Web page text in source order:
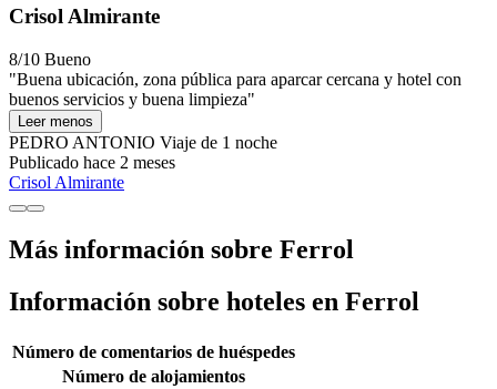
Crisol Almirante
8/10 Bueno
"Buena ubicación, zona pública para aparcar cercana y hotel con
buenos servicios y buena limpieza"
Leer menos
PEDRO ANTONIO Viaje de 1 noche
Publicado hace 2 meses
Crisol Almirante
Más información sobre Ferrol
Información sobre hoteles en Ferrol
Número de comentarios de huéspedes
Número de alojamientos